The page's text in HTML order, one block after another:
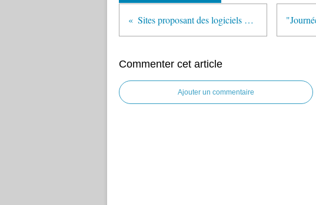
Sites proposant des logiciels gratuits pour l'école primaire
Commenter cet article
Ajouter un commentaire